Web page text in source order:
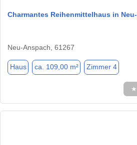
Charmantes Reihenmittelhaus in
Neu-Anspach, 61267
Haus ca. 109,00 m² Zimmer 4
★